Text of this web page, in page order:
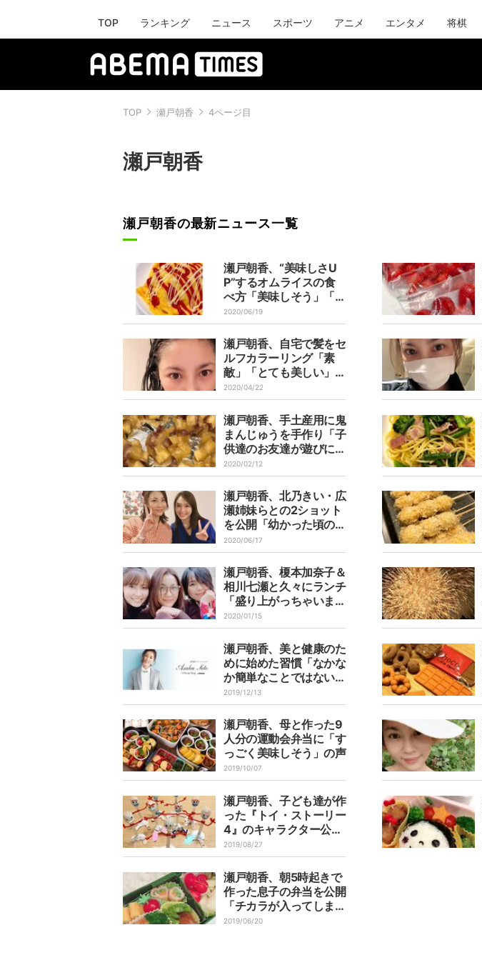
TOP ランキング ニュース スポーツ アニメ エンタメ 将棋
TOP 瀬戸朝香 4ページ目
瀬戸朝香
瀬戸朝香の最新ニュース一覧
瀬戸朝香、“美味しさU
P”するオムライスの食
べ方「美味しそう」「作
ってみます」の声
2020/06/19
瀬戸朝香、自宅で髪をセ
ルフカラーリング「素
敵」「とても美しい」と
絶賛の声
2020/04/22
瀬戸朝香、手土産用に鬼
まんじゅうを手作り「子
供達のお友達が遊びに来
てくれました」
2020/02/12
瀬戸朝香、北乃きい・広
瀬姉妹らとの2ショット
を公開「幼かった頃の事
を思うと感慨深い」
2020/06/17
瀬戸朝香、榎本加奈子＆
相川七瀬と久々にランチ
「盛り上がっちゃいまし
た」
2020/01/15
瀬戸朝香、美と健康のた
めに始めた習慣「なかな
か簡単なことではないの
ですが…」
2019/12/13
瀬戸朝香、母と作った9
人分の運動会弁当に「す
っごく美味しそう」の声
2019/10/07
瀬戸朝香、子ども達が作
った『トイ・ストーリー
4』のキャラクター公開
「100円ショップで材料
を調達」
2019/08/27
瀬戸朝香、朝5時起きで
作った息子の弁当を公開
「チカラが入ってしまい
ます」
2019/06/20